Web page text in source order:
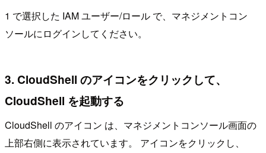
1 で選択した IAM ユーザー/ロール で、マネジメントコン
ソールにログインしてください。
3. CloudShell のアイコンをクリックして、
CloudShell を起動する
CloudShell のアイコン は、マネジメントコンソール画面の
上部右側に表示されています。 アイコンをクリックし、